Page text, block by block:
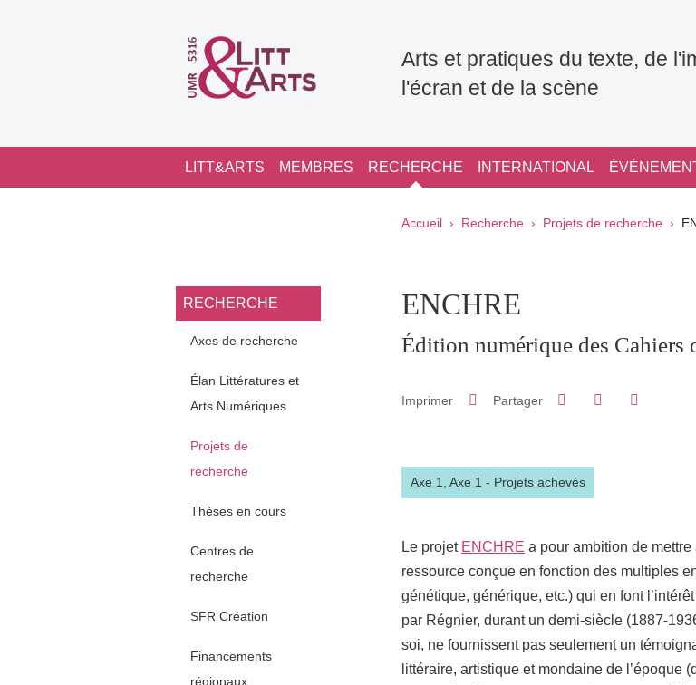
Arts et pratiques du texte, de
l'écran et de la scène
Navigation principale
LITT&ARTS MEMBRES RECHERCHE INTERNATIONAL
Fil d'Ariane
Accueil Recherche Projets de recherche
Navigation principale Sidebar
RECHERCHE
Axes de recherche
Élan Littératures et
Arts Numériques
Projets de
recherche
Thèses en cours
Centres de
recherche
SFR Création
Financements
régionaux
ENCHRE
Édition numérique des Cahiers
Imprimer Partager Partager sur Facebook
Partager sur
Axe 1, Axe 1 - Projets achevés
Le projet ENCHRE a pour ambition de
ressource conçue en fonction des multiples
génétique, générique, etc.) qui en font
par Régnier, durant un demi-siècle (1887-
soi, ne fournissent pas seulement un
littéraire, artistique et mondaine de l’époque